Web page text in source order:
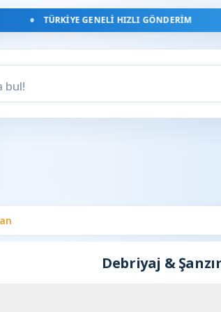
TÜRKIYE GENELI HIZLI GÖNDERIM
Debriyaj &